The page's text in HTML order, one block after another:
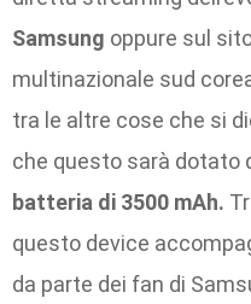
Samsung oppure sul
multinazionale sud
tra le altre cose che si
che questo sarà dotato
batteria di 3500 mAh.
questo device
da parte dei fan di